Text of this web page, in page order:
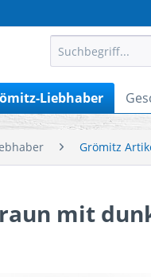
Liebhaber
Grömitz
mit